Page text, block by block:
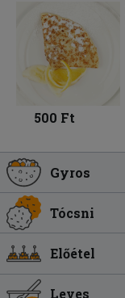
500 Ft
Gyros
Tócsni
Előétel
Leves